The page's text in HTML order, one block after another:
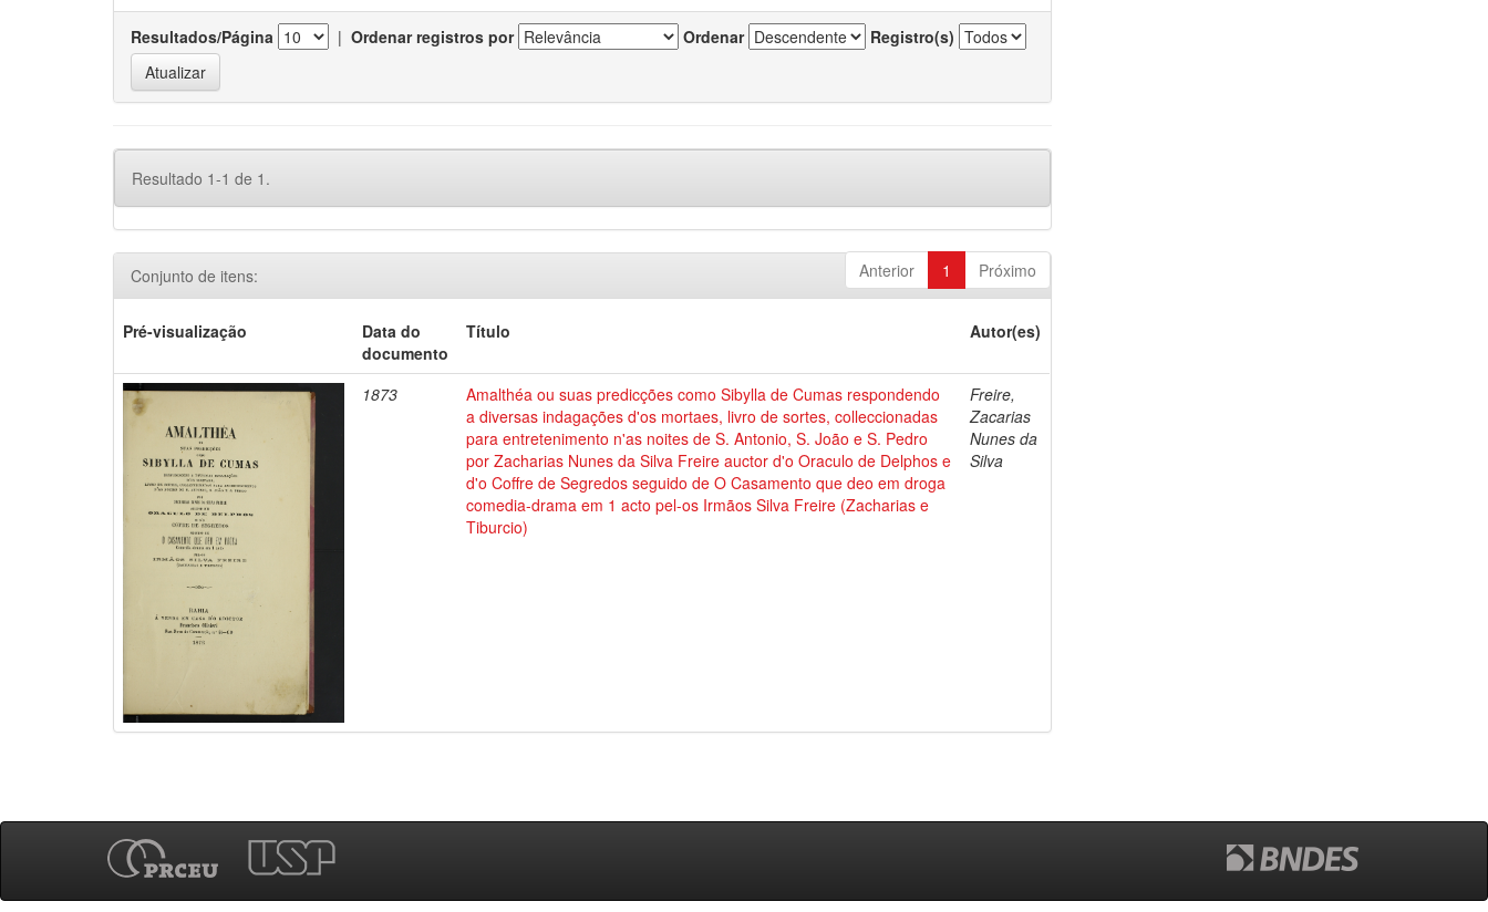
Resultados/Página | Ordenar registros por Ordenar Registro(s)
Resultado 1-1 de 1.
Anterior 1 Próximo
Conjunto de itens:
Pré-visualização
Data do
documento
Título Autor(es)
1873
Amalthéa ou suas predicções como Sibylla de Cumas respondendo
a diversas indagações d'os mortaes, livro de sortes, colleccionadas
para entretenimento n'as noites de S. Antonio, S. João e S. Pedro
por Zacharias Nunes da Silva Freire auctor d'o Oraculo de Delphos e
d'o Coffre de Segredos seguido de O Casamento que deo em droga
comedia-drama em 1 acto pel-os Irmãos Silva Freire (Zacharias e
Tiburcio)
Freire,
Zacarias
Nunes da
Silva